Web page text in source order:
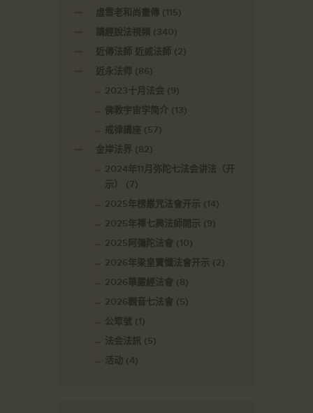
虛雲老和尚畫傳 (115)
講經說法視頻 (340)
近傳法師 近威法師 (2)
近永法师 (86)
2023十月法会 (9)
佛教宇宙学简介 (13)
戒律講座 (57)
金岸法界 (82)
2024年11月弥陀七法会讲法（开
示）
(7)
2025年楞嚴咒法會开示 (14)
2025年禪七興法師開示 (9)
2025阿彌陀法會 (10)
2026年梁皇寶懺法會开示 (2)
2026華嚴經法會 (8)
2026觀音七法會 (5)
公眾號 (1)
法会法訊 (5)
活动 (4)